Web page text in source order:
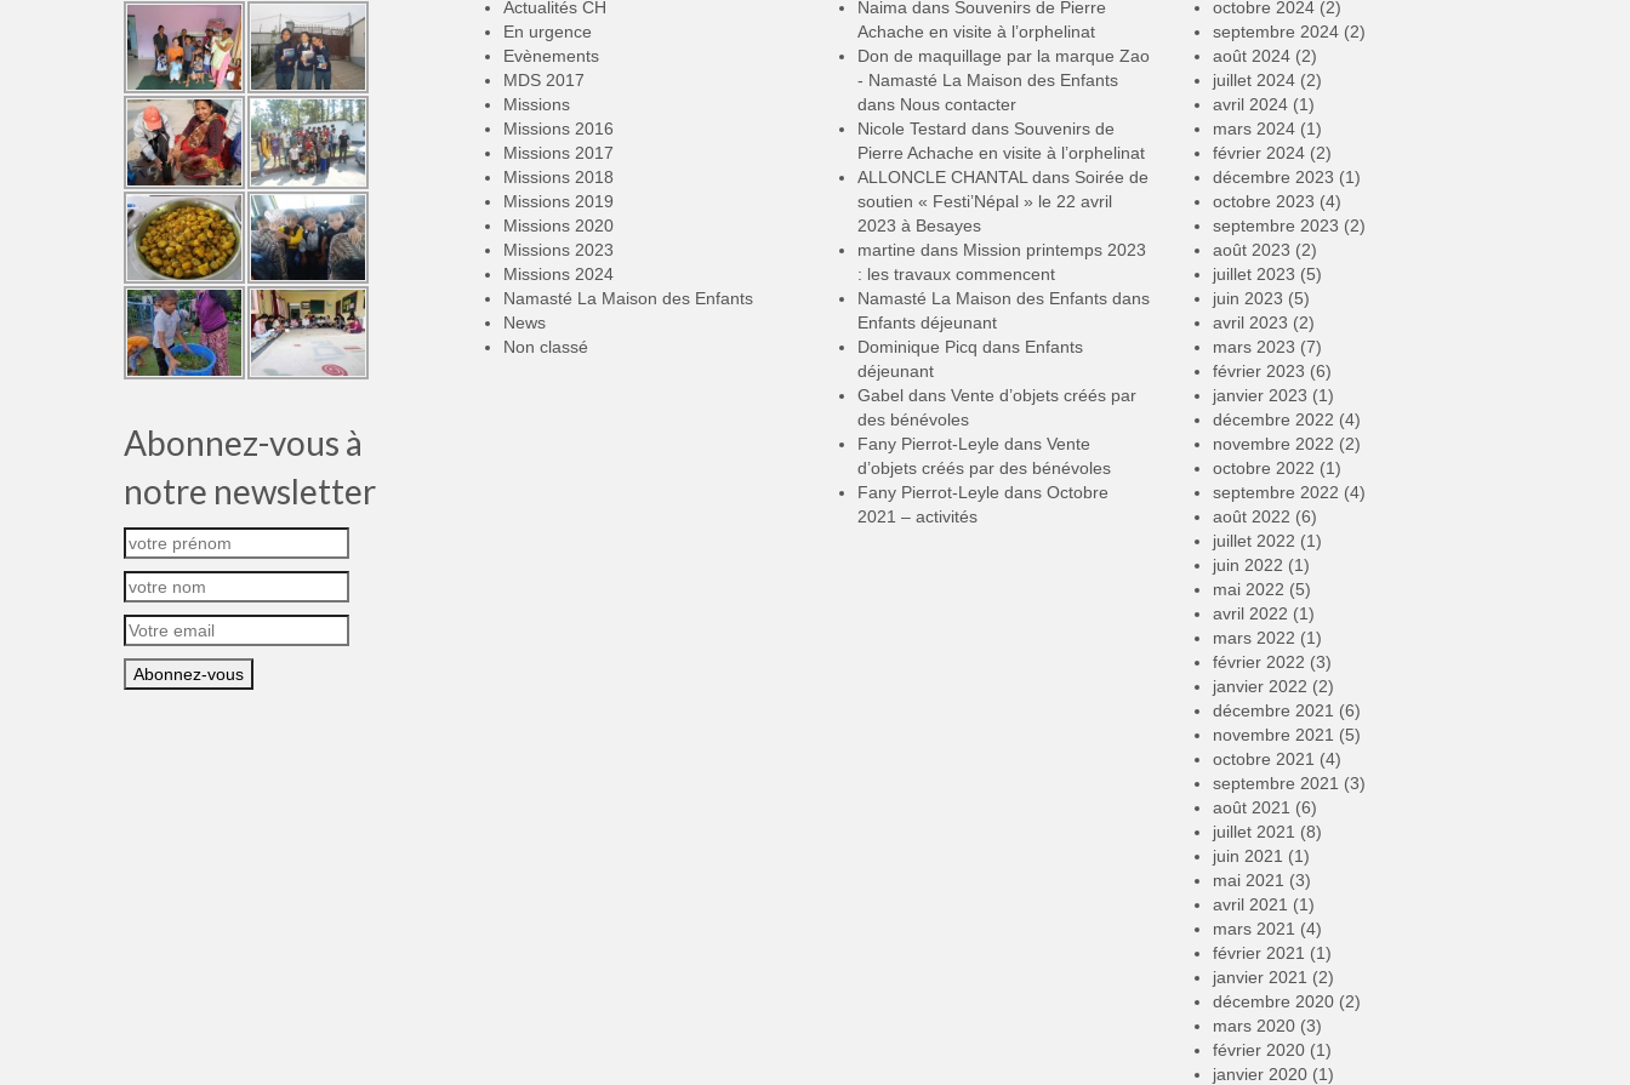
Abonnez-vous à
notre newsletter
Actualités CH
En urgence
Evènements
MDS 2017
Missions
Missions 2016
Missions 2017
Missions 2018
Missions 2019
Missions 2020
Missions 2023
Missions 2024
Namasté La Maison des Enfants
News
Non classé
Naima dans Souvenirs de Pierre
Achache en visite à l’orphelinat
Don de maquillage par la marque Zao
- Namasté La Maison des Enfants
dans Nous contacter
Nicole Testard dans Souvenirs de
Pierre Achache en visite à l’orphelinat
ALLONCLE CHANTAL dans Soirée de
soutien « Festi’Népal » le 22 avril
2023 à Besayes
martine dans Mission printemps 2023
: les travaux commencent
Namasté La Maison des Enfants dans
Enfants déjeunant
Dominique Picq dans Enfants
déjeunant
Gabel dans Vente d’objets créés par
des bénévoles
Fany Pierrot-Leyle dans Vente
d’objets créés par des bénévoles
Fany Pierrot-Leyle dans Octobre
2021 – activités
octobre 2024(2)
septembre 2024(2)
août 2024(2)
juillet 2024(2)
avril 2024(1)
mars 2024(1)
février 2024(2)
décembre 2023 (1)
octobre 2023 (4)
septembre 2023 (2)
août 2023 (2)
juillet 2023 (5)
juin 2023 (5)
avril 2023 (2)
mars 2023 (7)
février 2023 (6)
janvier 2023 (1)
décembre 2022 (4)
novembre 2022 (2)
octobre 2022 (1)
septembre 2022 (4)
août 2022 (6)
juillet 2022 (1)
juin 2022 (1)
mai 2022 (5)
avril 2022 (1)
mars 2022 (1)
février 2022 (3)
janvier 2022 (2)
décembre 2021 (6)
novembre 2021 (5)
octobre 2021 (4)
septembre 2021 (3)
août 2021 (6)
juillet 2021 (8)
juin 2021 (1)
mai 2021 (3)
avril 2021 (1)
mars 2021 (4)
février 2021 (1)
janvier 2021 (2)
décembre 2020(2)
mars 2020(3)
février 2020(1)
janvier 2020(1)